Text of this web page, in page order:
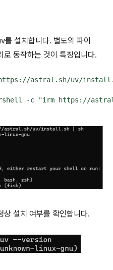
설치합니다. 별도의 파이
로 동작하는 것이 특징입니다.
https://astral.sh/uv/
-c "irm https://
설치 여부를 확인합니다.